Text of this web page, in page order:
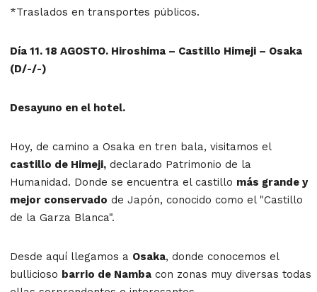
*Traslados en transportes públicos.
Día 11. 18 AGOSTO. Hiroshima – Castillo Himeji – Osaka
(D/-/-)
Desayuno en el hotel.
Hoy, de camino a Osaka en tren bala, visitamos el
castillo de Himeji, declarado Patrimonio de la
Humanidad. Donde se encuentra el castillo más grande y
mejor conservado de Japón, conocido como el "Castillo
de la Garza Blanca".
Desde aquí llegamos a Osaka, donde conocemos el
bullicioso barrio de Namba con zonas muy diversas todas